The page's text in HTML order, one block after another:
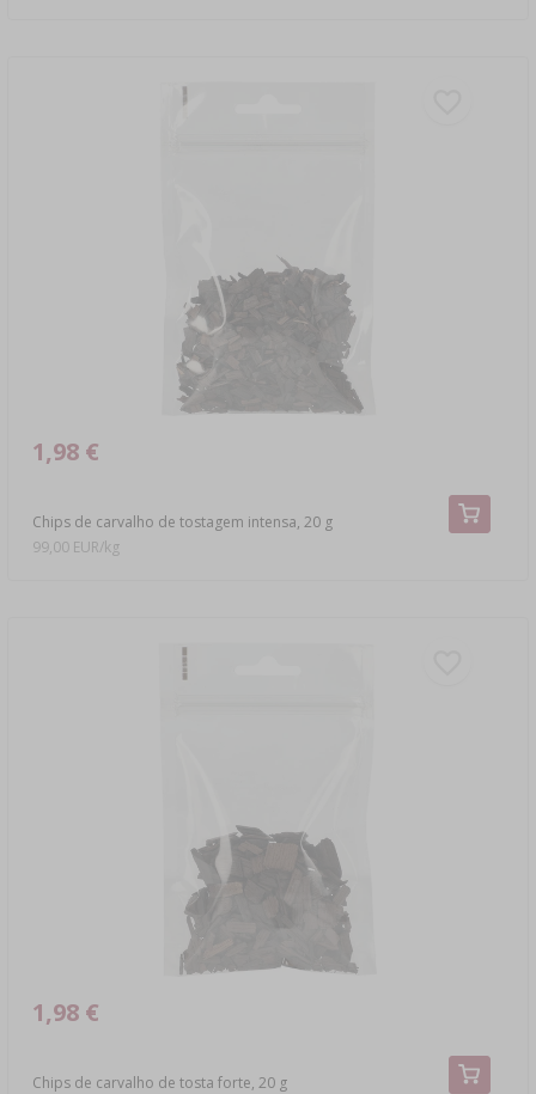
Chips de carvalho de tostagem intensa, 20 g
1,98 €
99,00 EUR/kg
Chips de carvalho de tosta forte, 20 g
1,98 €